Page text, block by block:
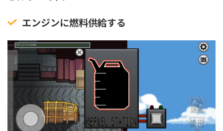
エンジンに燃料供給する